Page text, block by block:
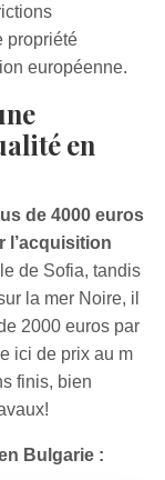
propriété
européenne.
en
de 4000 euros
l’acquisition
de Sofia, tandis
la mer Noire, il
2000 euros par
ici de prix au m
finis, bien
Bulgarie :